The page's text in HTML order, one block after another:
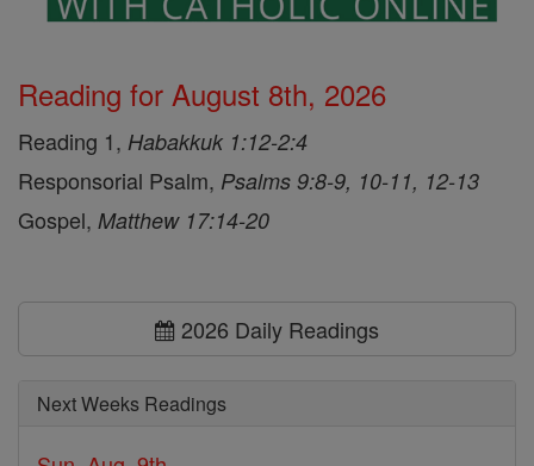
Reading for August 8th, 2026
Reading 1, Habakkuk 1:12-2:4
Responsorial Psalm, Psalms 9:8-9, 10-11, 12-13
Gospel, Matthew 17:14-20
2026 Daily Readings
Next Weeks Readings